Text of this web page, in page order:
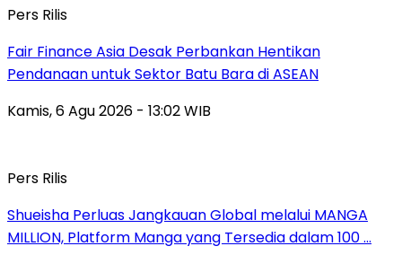
Pers Rilis
Fair Finance Asia Desak Perbankan Hentikan
Pendanaan untuk Sektor Batu Bara di ASEAN
Kamis, 6 Agu 2026 - 13:02 WIB
Pers Rilis
Shueisha Perluas Jangkauan Global melalui MANGA
MILLION, Platform Manga yang Tersedia dalam 100 …